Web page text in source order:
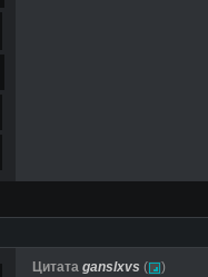
Цитата ganslxvs ( )